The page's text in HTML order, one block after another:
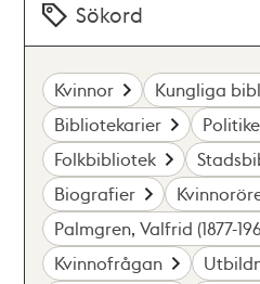
Sökord
Kvinnor
Kungliga
Bibliotekarier
Folkbibliotek
Biografier
Palmgren, Valfrid (1877-
Kvinnofrågan